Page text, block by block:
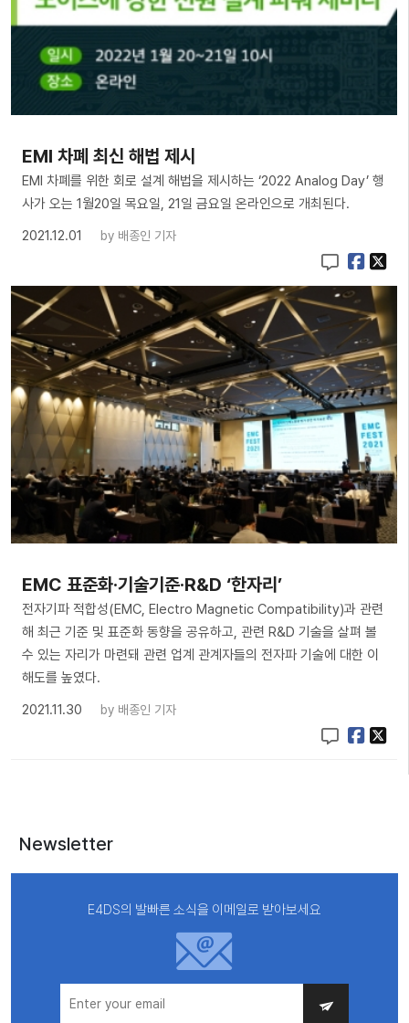
EMI 차폐 최신 해법 제시
EMI 차폐를 위한 회로 설계 해법을 제시하는 ‘2022 Analog Day’ 행
사가 오는 1월20일 목요일, 21일 금요일 온라인으로 개최된다.
2021.12.01
by 배종인 기자
EMC 표준화·기술기준·R&D ‘한자리’
전자기파 적합성(EMC, Electro Magnetic Compatibility)과 관련
해 최근 기준 및 표준화 동향을 공유하고, 관련 R&D 기술을 살펴 볼
수 있는 자리가 마련돼 관련 업계 관계자들의 전자파 기술에 대한 이
해도를 높였다.
2021.11.30
by 배종인 기자
Newsletter
E4DS의 발빠른 소식을 이메일로 받아보세요